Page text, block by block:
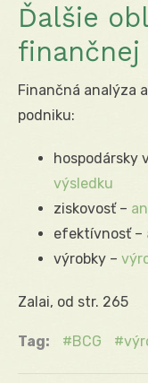
Ďalšie
finančnej
Finančná analýza
podniku:
hospodársky
výsledku
ziskovosť –
efektívnosť –
výrobky –
Zalai, od str. 265
Tag: BCG